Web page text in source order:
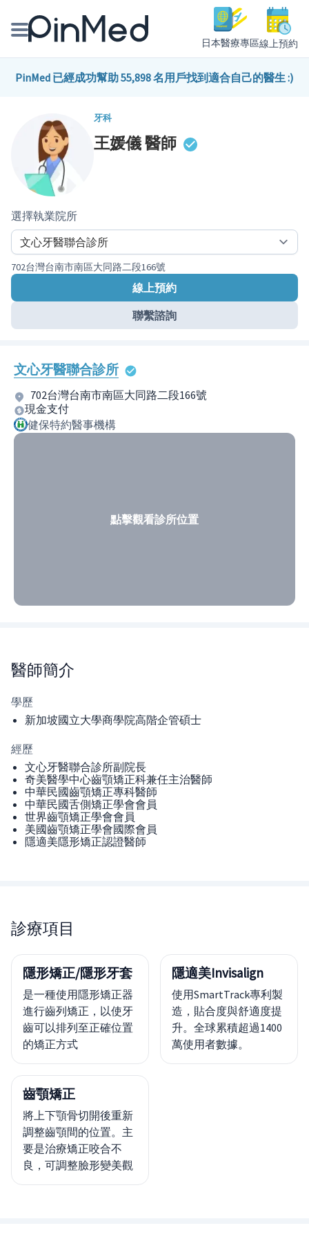
日本醫療專區線上預約
線上預約醫師、院所
健康主題館
PinMed 已經成功幫助 55,898 名用戶找到適合自己的醫生 :)
牙科
王媛儀醫師
選擇執業院所
702台灣台南市南區大同路二段166號
線上預約
聯繫諮詢
文心牙醫聯合診所
702台灣台南市南區大同路二段166號
現金支付
健保特約醫事機構
點擊觀看診所位置
醫師簡介
學歷
新加坡國立大學商學院高階企管碩士
經歷
文心牙醫聯合診所副院長
奇美醫學中心齒顎矯正科兼任主治醫師
中華民國齒顎矯正專科醫師
中華民國舌側矯正學會會員
世界齒顎矯正學會會員
美國齒顎矯正學會國際會員
隱適美隱形矯正認證醫師
診療項目
隱形矯正/隱形牙套
是一種使用隱形矯正器
進行齒列矯正，以使牙
齒可以排列至正確位置
的矯正方式
隱適美Invisalign
使用SmartTrack專利製
造，貼合度與舒適度提
升。全球累積超過1400
萬使用者數據。
齒顎矯正
將上下顎骨切開後重新
調整齒顎間的位置。主
要是治療矯正咬合不
良，可調整臉形變美觀